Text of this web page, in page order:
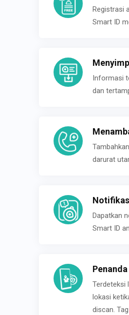
Registrasi
Smart ID
Informasi
dan
darurat
Dapatkan
Smart ID
Terdeteksi
lokasi
discan.